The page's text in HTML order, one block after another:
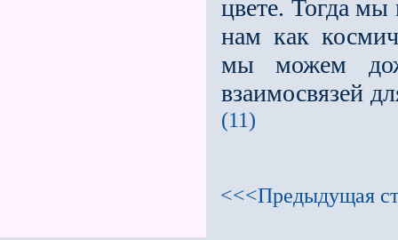
цвете. Тогда мы
нам как
мы можем
взаимосвязей
(11)
<<<Предыдущая